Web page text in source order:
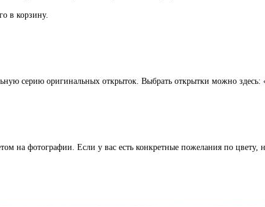
в корзину.
серию оригинальных открыток. Выбрать открытки можно здесь:
на фотографии. Если у вас есть конкретные пожелания по цвету,